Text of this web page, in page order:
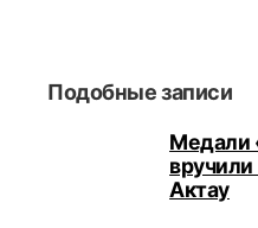
Подобные записи
Медали
Актау